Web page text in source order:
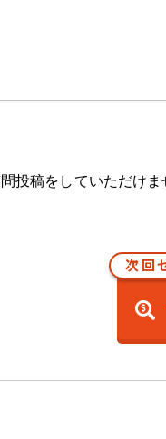
投稿をしていただけま
次回